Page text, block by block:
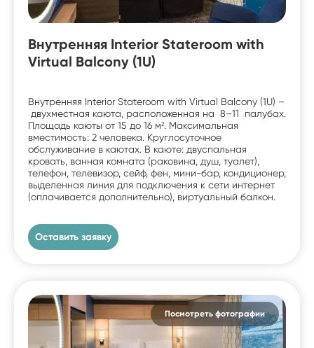
Внутренняя Interior Stateroom with
Virtual Balcony (1U)
Внутренняя Interior Stateroom with Virtual Balcony (1U) –
двухместная каюта, расположенная на 8–11 палубах.
Площадь каюты от 15 до 16 м². Максимальная
вместимость: 2 человека. Круглосуточное
обслуживание в каютах. В каюте: двуспальная
кровать, ванная комната (раковина, душ, туалет),
телефон, телевизор, сейф, фен, мини-бар, кондиционер,
выделенная линия для подключения к сети интернет
(оплачивается дополнительно), виртуальный балкон.
Оставить заявку
Посмотреть фотографии